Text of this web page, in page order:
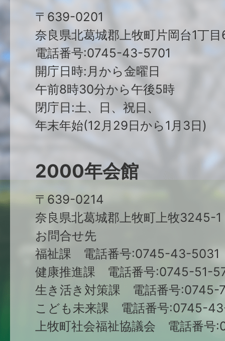
〒639-0201
奈良県北葛城郡上牧町片岡台1丁目
電話番号:0745-43-5701
開庁日時:月から金曜日
午前8時30分から午後5時
閉庁日:土、日、祝日、
年末年始(12月29日から1月3日)
2000年会館
〒639-0214
奈良県北葛城郡上牧町上牧3245-1
お問合せ先
福祉課 電話番号:0745-43-5031
健康推進課 電話番号:0745-51-
生き活き対策課 電話番号:0745-
こども未来課 電話番号:0745-
上牧町社会福祉協議会 電話番